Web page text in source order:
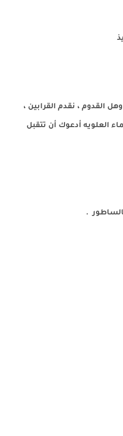
القدوم ، نقدم القرابين ،
العلويه أدعوك أن تتقبل
.